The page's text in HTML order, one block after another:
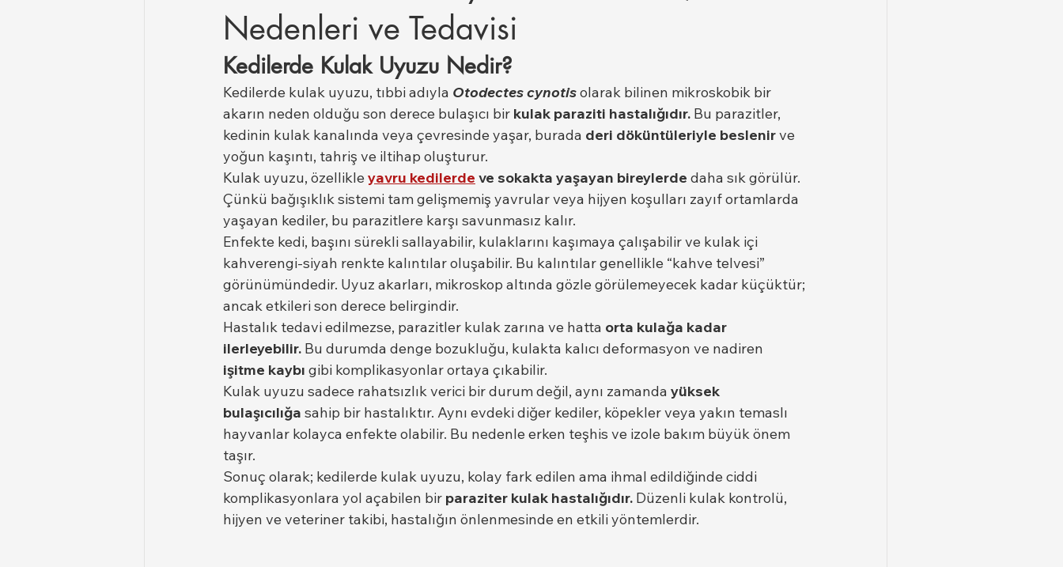
Büyükbaş ve Küçükbaş Hayvan Sağlığı
Nedenleri ve Tedavisi
Kedilerde Kulak Uyuzu Nedir?
Kedilerde kulak uyuzu, tıbbi adıyla Otodectes cynotis olarak bilinen mikroskobik bir
akarın neden olduğu son derece bulaşıcı bir kulak paraziti hastalığıdır. Bu parazitler,
kedinin kulak kanalında veya çevresinde yaşar, burada deri döküntüleriyle beslenir ve
yoğun kaşıntı, tahriş ve iltihap oluşturur.
Kulak uyuzu, özellikle yavru kedilerde ve sokakta yaşayan bireylerde daha sık görülür.
Çünkü bağışıklık sistemi tam gelişmemiş yavrular veya hijyen koşulları zayıf ortamlarda
yaşayan kediler, bu parazitlere karşı savunmasız kalır.
Enfekte kedi, başını sürekli sallayabilir, kulaklarını kaşımaya çalışabilir ve kulak içi
kahverengi-siyah renkte kalıntılar oluşabilir. Bu kalıntılar genellikle “kahve telvesi”
görünümündedir. Uyuz akarları, mikroskop altında gözle görülemeyecek kadar küçüktür;
ancak etkileri son derece belirgindir.
Hastalık tedavi edilmezse, parazitler kulak zarına ve hatta orta kulağa kadar
ilerleyebilir. Bu durumda denge bozukluğu, kulakta kalıcı deformasyon ve nadiren
işitme kaybı gibi komplikasyonlar ortaya çıkabilir.
Kulak uyuzu sadece rahatsızlık verici bir durum değil, aynı zamanda yüksek
bulaşıcılığa sahip bir hastalıktır. Aynı evdeki diğer kediler, köpekler veya yakın temaslı
hayvanlar kolayca enfekte olabilir. Bu nedenle erken teşhis ve izole bakım büyük önem
taşır.
Sonuç olarak; kedilerde kulak uyuzu, kolay fark edilen ama ihmal edildiğinde ciddi
komplikasyonlara yol açabilen bir paraziter kulak hastalığıdır. Düzenli kulak kontrolü,
hijyen ve veteriner takibi, hastalığın önlenmesinde en etkili yöntemlerdir.